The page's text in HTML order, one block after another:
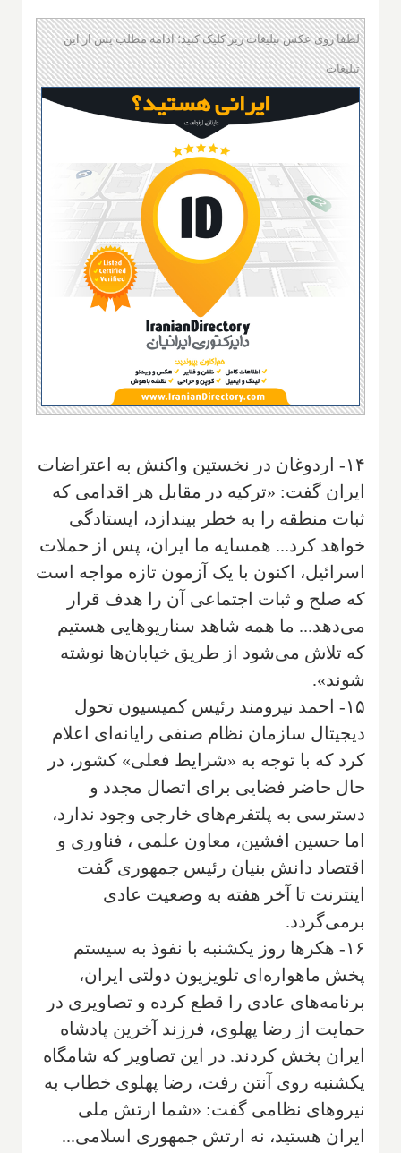
لطفا روی عکس تبلیغات زیر کلیک کنید؛ ادامه مطلب پس از این
تبلیغات
۱۴- اردوغان در نخستین واکنش به اعتراضات
ایران گفت: «ترکیه در مقابل هر اقدامی که
ثبات منطقه را به خطر بیندازد، ایستادگی
خواهد کرد... همسایه ما ایران، پس از حملات
اسرائیل، اکنون با یک آزمون تازه مواجه است
که صلح و ثبات اجتماعی آن را هدف قرار
می‌دهد... ما همه شاهد سناریوهایی هستیم
که تلاش می‌شود از طریق خیابان‌ها نوشته
شوند».
۱۵- احمد نیرومند رئیس کمیسیون تحول
دیجیتال سازمان نظام صنفی رایانه‌ای اعلام
کرد که با توجه به «شرایط فعلی» کشور، در
حال حاضر فضایی برای اتصال مجدد و
دسترسی به پلتفرم‌های خارجی وجود ندارد،
اما حسین افشین، معاون علمی ، فناوری و
اقتصاد دانش بنیان رئیس جمهوری گفت
اینترنت تا آخر هفته به وضعیت عادی
برمی‌گردد.
۱۶- هکرها روز یکشنبه با نفوذ به سیستم
پخش ماهواره‌ای تلویزیون دولتی ایران،
برنامه‌های عادی را قطع کرده و تصاویری در
حمایت از رضا پهلوی، فرزند آخرین پادشاه
ایران پخش کردند. در این تصاویر که شامگاه
یکشنبه روی آنتن رفت، رضا پهلوی خطاب به
نیروهای نظامی گفت: «شما ارتش ملی
ایران هستید، نه ارتش جمهوری اسلامی...